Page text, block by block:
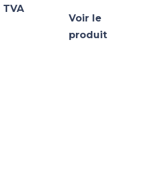
TVA
Voir le
produit